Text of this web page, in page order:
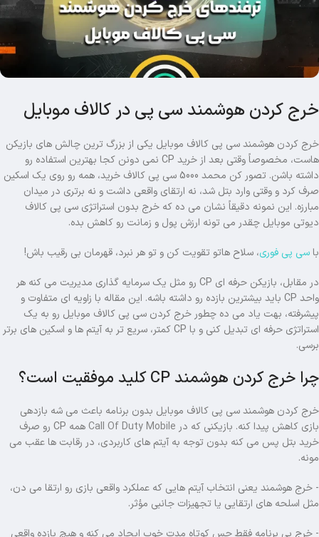
خرج کردن هوشمند سی پی در کالاف موبایل
خرج کردن هوشمند سی پی کالاف موبایل یکی از بزرگ ترین چالش های بازیکن
هاست، مخصوصاً وقتی بعد از خرید CP نمی دونن کجا بهترین استفاده رو
داشته باشن. تصور کن محمد 5000 سی پی کالاف خرید، همه رو روی یک اسکین
صرف کرد و وقتی وارد بتل شد، نه ارتقای واقعی داشت و نه برتری در میدان
مبارزه. این نمونه دقیقاً نشان می ده که خرج بدون استراتژی سی پی کالاف
دیوتی موبایل چقدر می تونه ارزش پول و زمانت رو کاهش بده.
باسی پی فوری، سلاح هاتو تقویت کن و تو هر نبرد، قهرمان بی رقیب باش!
در مقابل، بازیکن حرفه ای CP رو مثل یک سرمایه گذاری مدیریت می کنه هر
واحد CP باید بیشترین بازده رو داشته باشه. این مقاله با زاویه ای متفاوت و
پیشرفته، بهت یاد می ده چطور خرج کردن سی پی کالاف موبایل رو به یک
استراتژی حرفه ای تبدیل کنی و با CP کمتر، سریع تر به آیتم ها و اسکین های برتر
برسی.
چرا خرج کردن هوشمند CP کلید موفقیت است؟
خرج کردن هوشمند سی پی کالاف موبایل بدون برنامه باعث می شه بازدهی
بازی کاهش پیدا کنه. بازیکنی که در Call Of Duty Mobile
همه CP رو صرف
خرید بتل پس می کنه بدون توجه به آیتم های کاربردی، در رقابت ها عقب می
مونه.
- خرج هوشمند یعنی انتخاب آیتم هایی که عملکرد واقعی بازی رو ارتقا می دن،
مثل اسلحه های ارتقایی یا تجهیزات جانبی مؤثر.